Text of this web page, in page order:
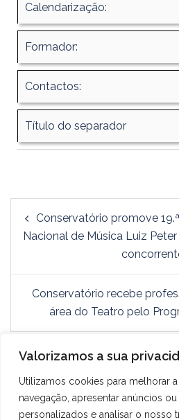
Valorizamos a sua
Utilizamos cookies para melhorar
navegação, apresentar anúncios
personalizados e analisar o nosso
Calendarização:
Formador:
Contactos:
Título do separador
Conservatório promove
Nacional de Música Luiz
Conservatório recebe
área do Teatro pelo